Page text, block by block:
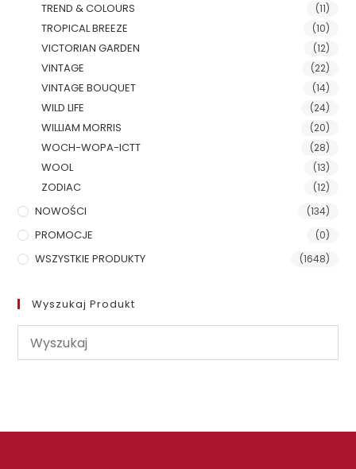
TREND & COLOURS (11)
TROPICAL BREEZE (10)
VICTORIAN GARDEN (12)
VINTAGE (22)
VINTAGE BOUQUET (14)
WILD LIFE (24)
WILLIAM MORRIS (20)
WOCH-WOPA-ICTT (28)
WOOL (13)
ZODIAC (12)
NOWOŚCI (134)
PROMOCJE (0)
WSZYSTKIE PRODUKTY (1648)
Wyszukaj Produkt